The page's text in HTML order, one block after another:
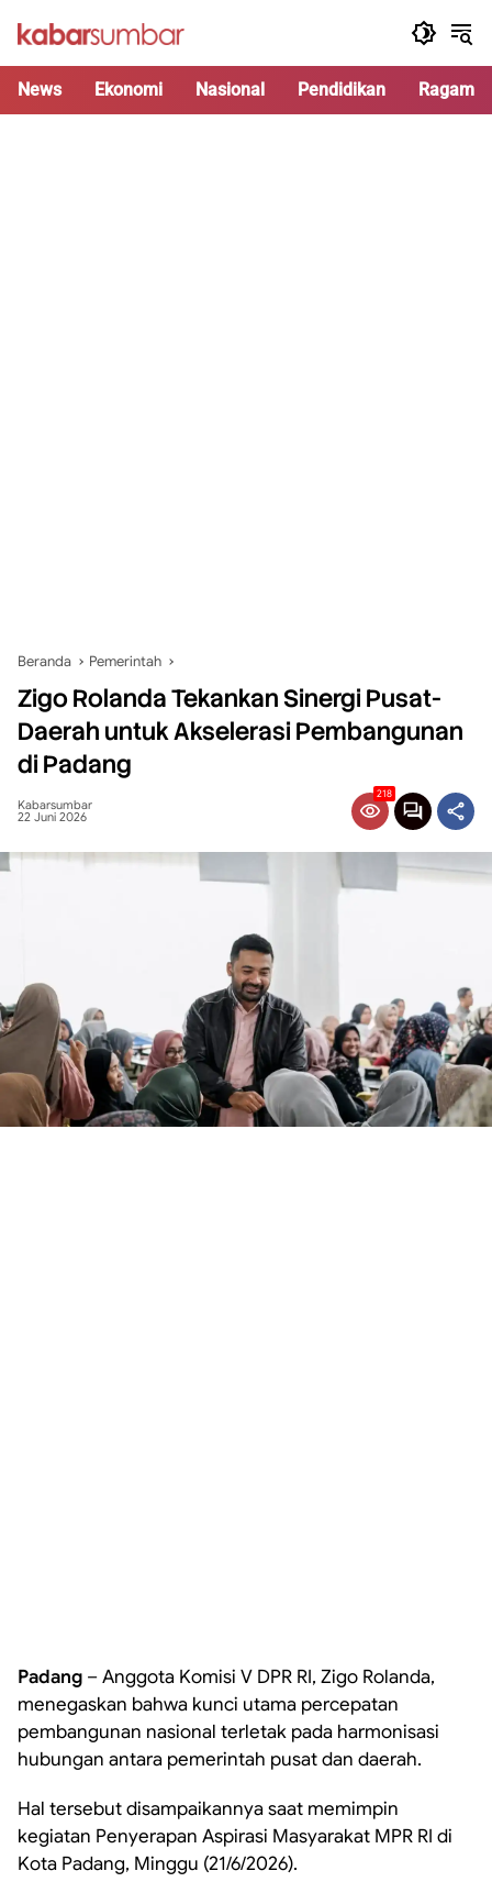
News Ekonomi Nasional Pendidikan Ragam
Beranda Pemerintah
Zigo Rolanda Tekankan Sinergi Pusat-
Daerah untuk Akselerasi Pembangunan
di Padang
Kabarsumbar
22 Juni 2026
218
Padang – Anggota Komisi V DPR RI, Zigo Rolanda,
menegaskan bahwa kunci utama percepatan
pembangunan nasional terletak pada harmonisasi
hubungan antara pemerintah pusat dan daerah.
Hal tersebut disampaikannya saat memimpin
kegiatan Penyerapan Aspirasi Masyarakat MPR RI di
Kota Padang, Minggu (21/6/2026).